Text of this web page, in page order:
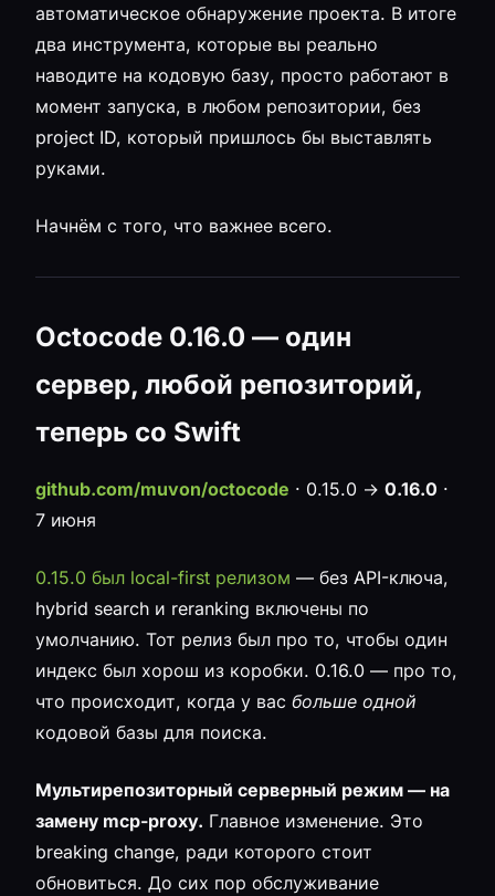
автоматическое обнаружение проекта. В итоге
два инструмента, которые вы реально
наводите на кодовую базу, просто работают в
момент запуска, в любом репозитории, без
project ID, который пришлось бы выставлять
руками.
Начнём с того, что важнее всего.
Octocode 0.16.0 — один
сервер, любой репозиторий,
теперь со Swift
github.com/muvon/octocode · 0.15.0 → 0.16.0 ·
7 июня
0.15.0 был local-first релизом — без API-ключа,
hybrid search и reranking включены по
умолчанию. Тот релиз был про то, чтобы один
индекс был хорош из коробки. 0.16.0 — про то,
что происходит, когда у вас больше одной
кодовой базы для поиска.
Мультирепозиторный серверный режим — на
замену mcp-proxy. Главное изменение. Это
breaking change, ради которого стоит
обновиться. До сих пор обслуживание